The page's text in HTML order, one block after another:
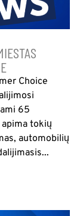
Choice
65
tokių
automobilių